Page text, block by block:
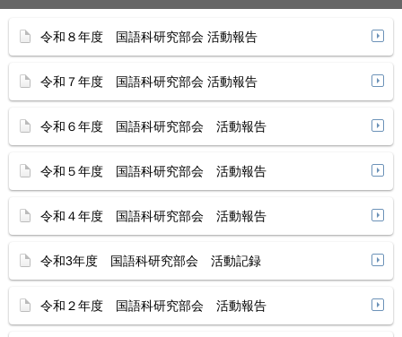
令和８年度 国語科研究部会 活動報告
令和７年度 国語科研究部会 活動報告
令和６年度 国語科研究部会 活動報告
令和５年度 国語科研究部会 活動報告
令和４年度 国語科研究部会 活動報告
令和3年度 国語科研究部会 活動記録
令和２年度 国語科研究部会 活動報告